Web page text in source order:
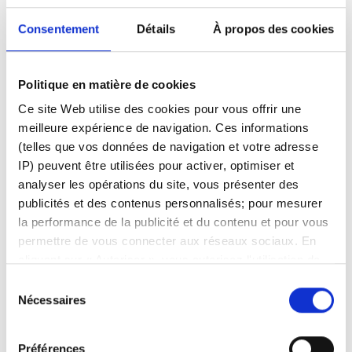
Consentement Détails À propos des cookies
Politique en matière de cookies
Ce site Web utilise des cookies pour vous offrir une
meilleure expérience de navigation. Ces informations
(telles que vos données de navigation et votre adresse
IP) peuvent être utilisées pour activer, optimiser et
analyser les opérations du site, vous présenter des
publicités et des contenus personnalisés; pour mesurer
la performance de la publicité et du contenu et pour vous
permettre de vous connecter aux réseaux sociaux. En
personnelles. Sélectionnez « Gérer le consentement »
pour gérer vos préférences de consentement. Une fois
confirmées, vos préférences de consentement sont
Nécessaires
Préférences
Dans certains cas, votre logiciel antivirus peut empêcher
bureau de SaxoTrader. Si vous rencontrez des problèmes,
veuillez vérifier la configuration de votre antivirus et
assurez-vous de définir SaxoTrader comme application
approuvée/autorisée.
FacebookLinkedIn